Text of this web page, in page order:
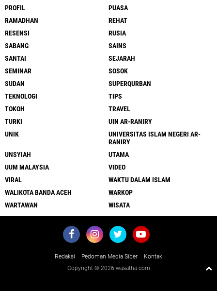
PROFIL
PUASA
RAMADHAN
REHAT
RESENSI
RUSIA
SABANG
SAINS
SANTAI
SEJARAH
SEMINAR
SOSOK
SUDAN
SUPERQURBAN
TEKNOLOGI
TIPS
TOKOH
TRAVEL
TURKI
UIN AR-RANIRY
UNIK
UNIVERSITAS ISLAM NEGERI AR-
RANIRY
UNSYIAH
UTAMA
UUM MALAYSIA
VIDEO
VIRAL
WAKTU DALAM ISLAM
WALIKOTA BANDA ACEH
WARKOP
WARTAWAN
WISATA
Redaksi Pedoman Media Siber
Kontak
Copyright © 2026 wasatha.com